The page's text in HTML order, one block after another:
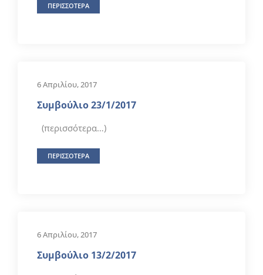
ΠΕΡΙΣΣΟΤΕΡΑ
6 Απριλίου, 2017
Συμβούλιο 23/1/2017
(περισσότερα…)
ΠΕΡΙΣΣΟΤΕΡΑ
6 Απριλίου, 2017
Συμβούλιο 13/2/2017